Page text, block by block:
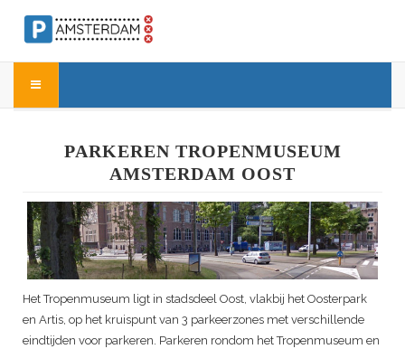
PARKEREN TROPENMUSEUM
AMSTERDAM OOST
Het Tropenmuseum ligt in stadsdeel Oost, vlakbij het Oosterpark
en Artis, op het kruispunt van 3 parkeerzones met verschillende
eindtijden voor parkeren. Parkeren rondom het Tropenmuseum en